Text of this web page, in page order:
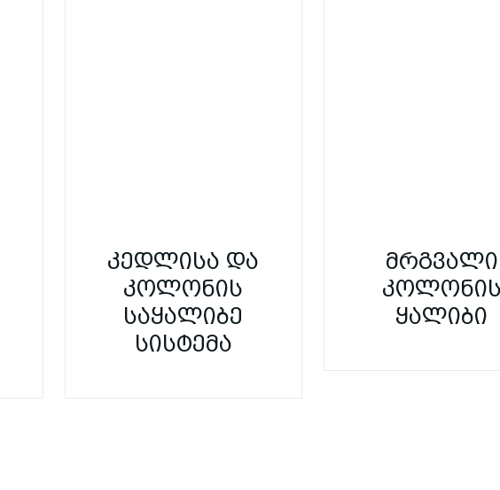
კედლისა და
კოლონის
საყალიბე
სისტემა
მრგვალი
ყალიბი